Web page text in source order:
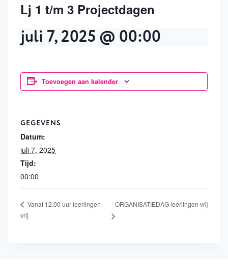
Lj 1 t/m 3 Projectdagen
juli 7, 2025 @ 00:00
Toevoegen aan kalender
GEGEVENS
Datum:
juli 7, 2025
Tijd:
00:00
Vanaf 12.00 uur leerlingen
vrij
ORGANISATIEDAG leerlingen vrij